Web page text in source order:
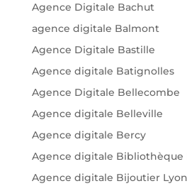
Agence Digitale Bachut
agence digitale Balmont
Agence Digitale Bastille
Agence digitale Batignolles
Agence Digitale Bellecombe
Agence digitale Belleville
Agence digitale Bercy
Agence digitale Bibliothèque
Agence digitale Bijoutier Lyon